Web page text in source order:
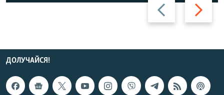
Назад Вперед
ДОЛУЧАЙСЯ!